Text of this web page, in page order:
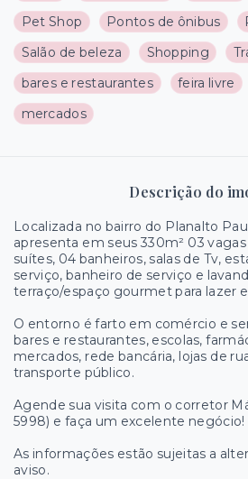
Pet Shop
Pontos de ônibus
Salão de beleza
Shopping
bares e restaurantes
feira livre
mercados
Descrição do
Localizada no bairro do Planalto
apresenta em seus 330m² 03
suítes, 04 banheiros, salas de Tv,
serviço, banheiro de serviço e
terraço/espaço gourmet para lazer
O entorno é farto em comércio e
bares e restaurantes, escolas,
mercados, rede bancária, lojas de
transporte público.
Agende sua visita com o corretor
5998) e faça um excelente negócio!
As informações estão sujeitas a
aviso.